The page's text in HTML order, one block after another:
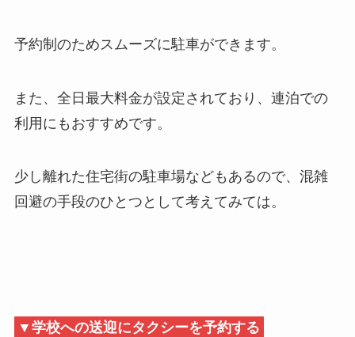
予約制のためスムーズに駐車ができます。
また、全日最大料金が設定されており、連泊での
利用にもおすすめです。
少し離れた住宅街の駐車場などもあるので、混雑
回避の手段のひとつとして考えてみては。
▼学校への送迎にタクシーを予約する